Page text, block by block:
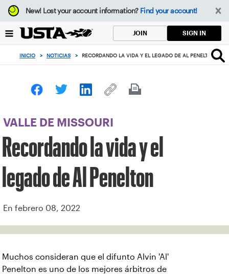
Enfoque
desde
botón
volver
principio
New!Lost your account information? Find your account!
JOIN SIGN IN
INICIO > NOTICIAS > RECORDANDO LA VIDA Y EL LEGADO DE AL PENELTON
VALLE DE MISSOURI
Recordando la vida y el
legado de Al Penelton
En febrero 08, 2022
Muchos consideran que el difunto Alvin 'Al'
Penelton es uno de los mejores árbitros de